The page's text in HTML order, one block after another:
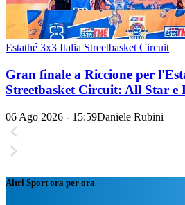
Estathé 3x3 Italia Streetbasket Circuit
Gran finale a Riccione per
Streetbasket Circuit: All Star
06 Ago 2026 - 15:59Daniele Rubini
Altri Sport ora per ora